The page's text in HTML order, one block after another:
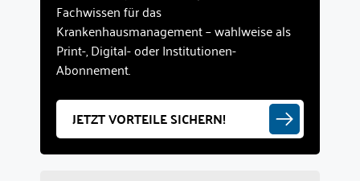
Fachwissen für das
Krankenhausmanagement – wahlweise als
Print-, Digital- oder Institutionen-
Abonnement.
JETZT VORTEILE SICHERN!